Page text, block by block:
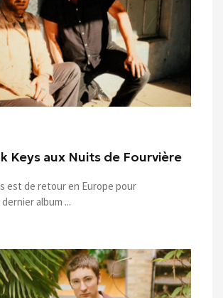
Keys aux Nuits de Fourvière
est de retour en Europe pour
album ...